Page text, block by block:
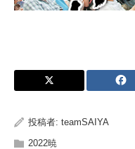
投稿者: teamSAIYA
2022暁